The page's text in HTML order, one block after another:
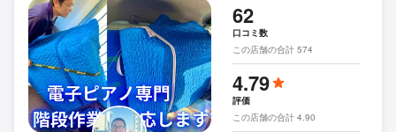
62
口コミ数
この店舗の合計 574
4.79
評価
この店舗の合計 4.90